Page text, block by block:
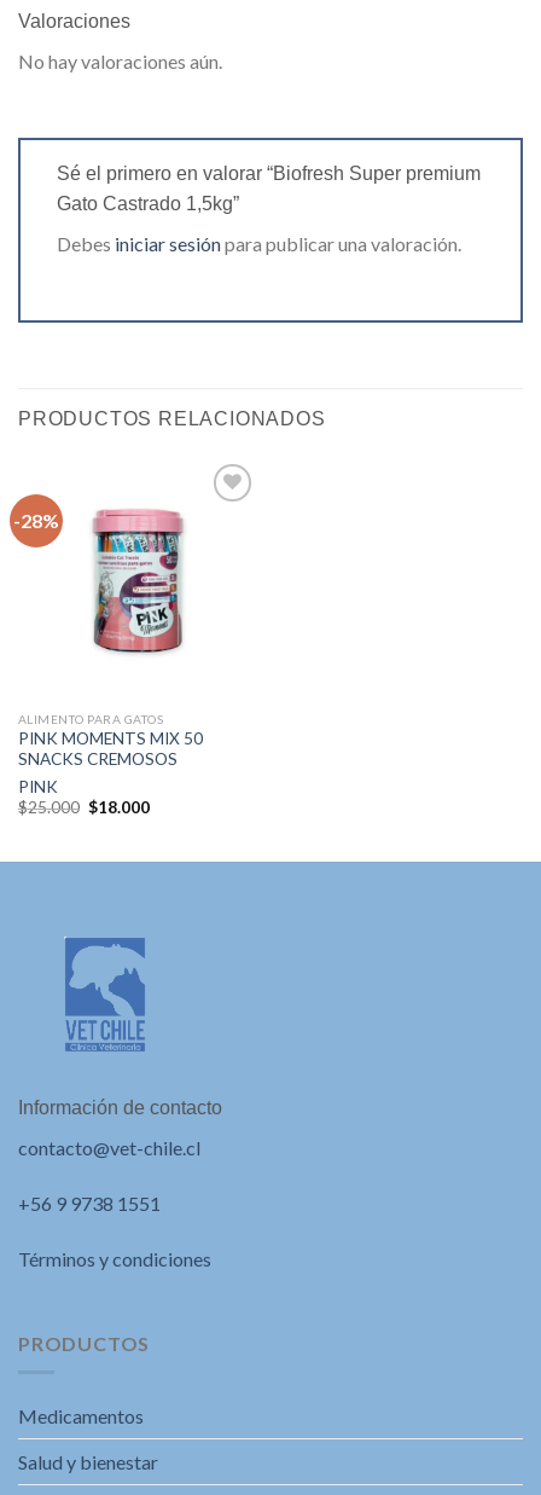
Valoraciones
No hay valoraciones aún.
Sé el primero en valorar “Biofresh Super premium
Gato Castrado 1,5kg”
Debes iniciar sesiónpara publicar una valoración.
PRODUCTOS RELACIONADOS
-28%
ALIMENTO PARA GATOS
PINK MOMENTS MIX 50
SNACKS CREMOSOS
PINK
$25.000 El
$18.000El
Información de contacto
contacto@vet-chile.cl
+56 9 9738 1551
Términos y condiciones
PRODUCTOS
Medicamentos
Salud y bienestar